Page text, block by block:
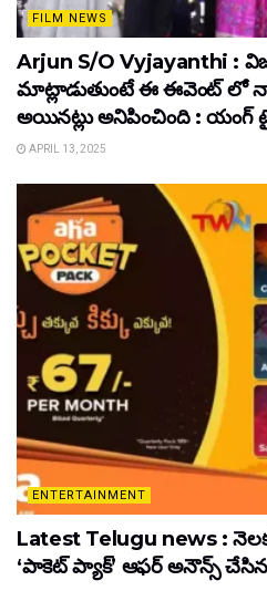
FILM NEWS
Arjun S/O Vyjayanthi :
మాట్లాడుతుంటే ఈ ఈవెంట్ లో
అయినట్లు అనిపించింది : యంగ్
APRIL 13, 2025
ENTERTAINMENT
Latest Telugu news :
‘పాకెట్ ప్యాక్’ ఆఫర్ అనౌన్స్